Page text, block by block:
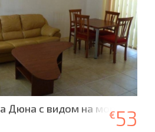
Дюна с видом на море
€53